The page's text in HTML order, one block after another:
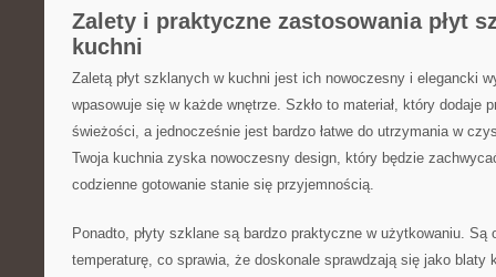
Zalety i⁣ praktyczne zastosowania płyt
kuchni
Zaletą płyt szklanych ‌w kuchni⁣ jest ich nowoczesny i elegancki
wpasowuje się‌ w każde wnętrze. Szkło to materiał, ‍który dodaje
świeżości, a jednocześnie‍ jest bardzo łatwe do utrzymania w
Twoja kuchnia zyska ​nowoczesny ⁤design, który będzie
codzienne gotowanie stanie się przyjemnością.
Ponadto, płyty szklane są bardzo praktyczne w użytkowaniu. Są
temperaturę, co ‌sprawia, że doskonale sprawdzają się jako ‍blaty